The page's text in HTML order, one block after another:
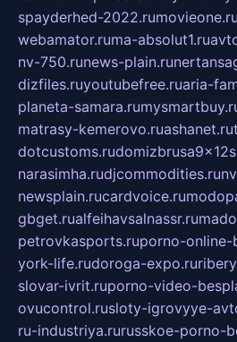
spayderhed-2022.rumovieone.ru
webamator.ruma-absolut1.ru
nv-750.runews-plain.ru
dizfiles.ruyoutubefree.ruaria-
planeta-samara.ru
matrasy-kemerovo.ruashanet.ru
dotcustoms.ru
narasimha.rudjcommodities.ru
newsplain.rucardvoice.ru
gbget.rualfeihavsalnassr.ru
petrovkasports.ruporno-online-
york-life.rudoroga-expo.ru
slovar-ivrit.ruporno-video-
ovucontrol.rusloty-igrovyye-
ru-industriya.rurusskoe-porno-